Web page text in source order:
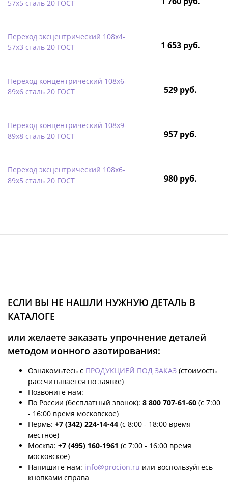
57х5 сталь 20 ГОСТ
Переход эксцентрический 108х4-
57х3 сталь 20 ГОСТ
1 653 руб.
Переход концентрический 108х6-
89х6 сталь 20 ГОСТ
529 руб.
Переход концентрический 108х9-
89х8 сталь 20 ГОСТ
957 руб.
Переход эксцентрический 108х6-
89х5 сталь 20 ГОСТ
980 руб.
ЕСЛИ ВЫ НЕ НАШЛИ НУЖНУЮ ДЕТАЛЬ В
КАТАЛОГЕ
или желаете заказать упрочнение деталей
методом ионного азотирования:
Ознакомьтесь с ПРОДУКЦИЕЙ ПОД ЗАКАЗ (стоимость
рассчитывается по заявке)
Позвоните нам:
По России (бесплатный звонок): 8 800 707-61-60 (с 7:00
- 16:00 время московское)
Пермь: +7 (342) 224-14-44 (с 8:00 - 18:00 время
местное)
Москва: +7 (495) 160-1961 (с 7:00 - 16:00 время
московское)
Напишите нам: info@procion.ru или воспользуйтесь
кнопками справа